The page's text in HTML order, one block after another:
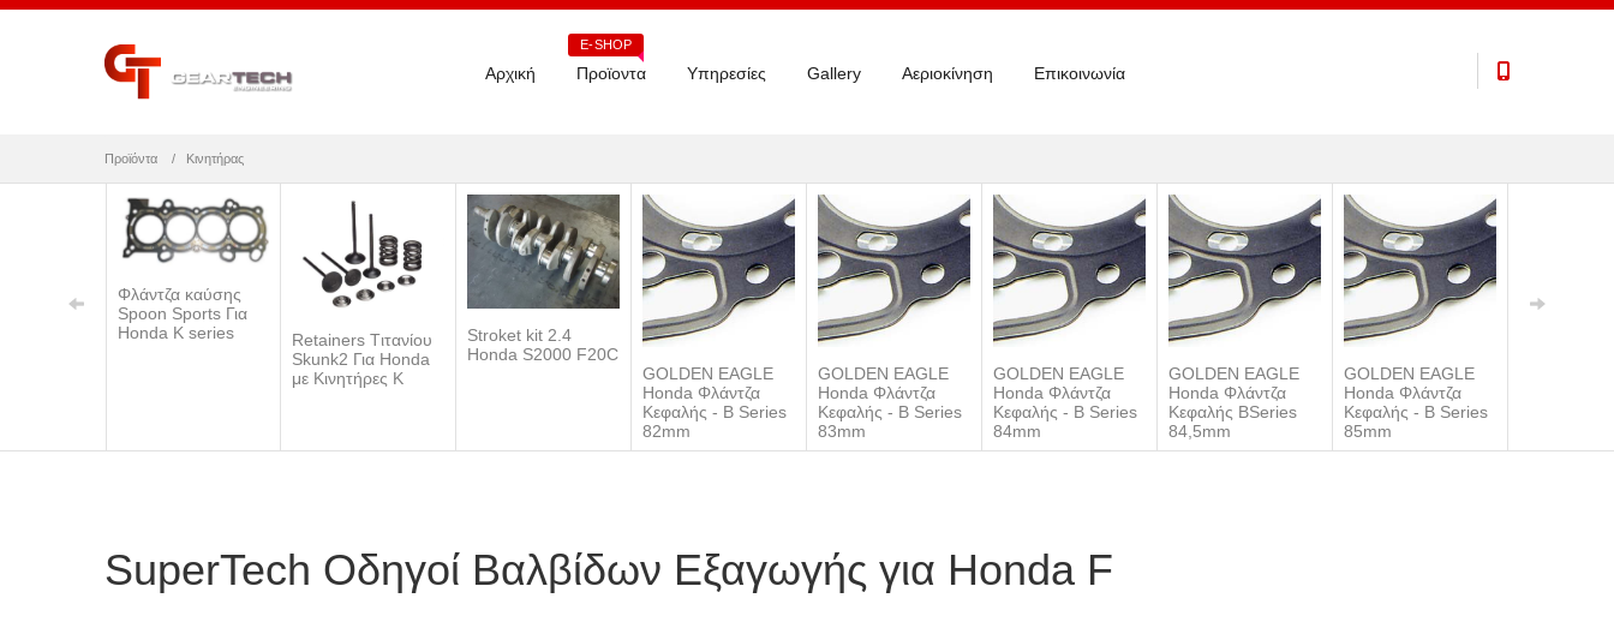
Αρχική Προϊοντα
E-SHOP
Υπηρεσίες Gallery Αεριοκίνηση Επικοινωνία
Προϊόντα Κινητήρας
Φλάντζα καύσης
Spoon Sports Για
Honda K series
Retainers Tιτανίου
Skunk2 Για Honda
με Κινητήρες Κ
Stroket kit 2.4
Honda S2000 F20C
GOLDEN EAGLE
Honda Φλάντζα
Κεφαλής - B Series
82mm
GOLDEN EAGLE
Honda Φλάντζα
Κεφαλής - B Series
83mm
GOLDEN EAGLE
Honda Φλάντζα
Κεφαλής - B Series
84mm
GOLDEN EAGLE
Honda Φλάντζα
Κεφαλής BSeries
84,5mm
GOLDEN EAGLE
Honda Φλάντζα
Κεφαλής - B Series
85mm
SuperTech Οδηγοί Βαλβίδων Εξαγωγής για Honda F